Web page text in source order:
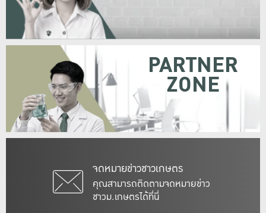
จดหมายข่าวชาวเกษตร
คุณสามารถติดตามจดหมายข่าว
ชาวม.เกษตรได้ที่นี่
PARTNER
ZONE